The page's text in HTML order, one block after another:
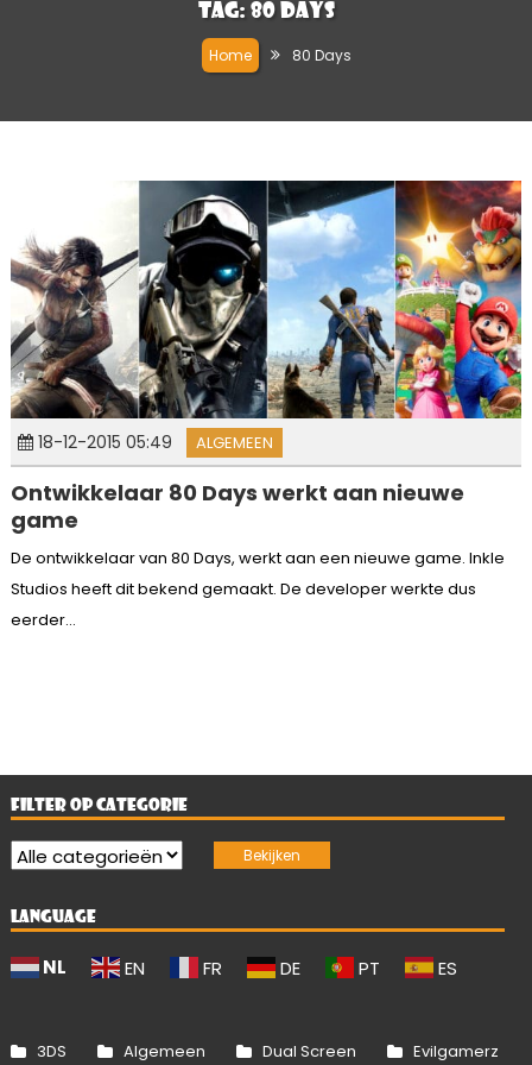
Tag: 80 Days
Home 80 Days
18-12-2015 05:49 ALGEMEEN
Ontwikkelaar 80 Days werkt aan nieuwe
game
De ontwikkelaar van 80 Days, werkt aan een nieuwe game. Inkle
Studios heeft dit bekend gemaakt. De developer werkte dus
eerder...
FILTER OP CATEGORIE
LANGUAGE
NL EN FR DE PT ES
3DS Algemeen Dual Screen Evilgamerz